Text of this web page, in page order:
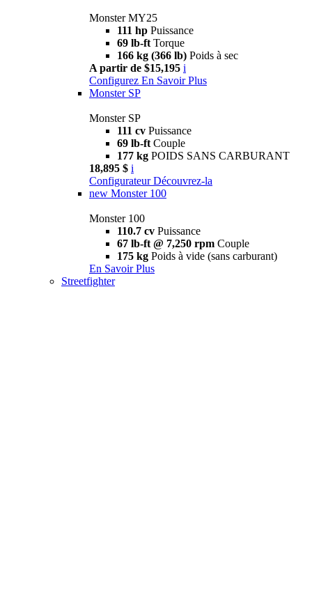
Monster MY25
111 hp Puissance
69 lb-ft Torque
166 kg (366 lb) Poids à sec
A partir de $15,195 i
Configurez En Savoir Plus
Monster SP
Monster SP
111 cv Puissance
69 lb-ft Couple
177 kg POIDS SANS CARBURANT
18,895 $ i
Configurateur Découvrez-la
new Monster 100
Monster 100
110.7 cv Puissance
67 lb-ft @ 7,250 rpm Couple
175 kg Poids à vide (sans carburant)
En Savoir Plus
Streetfighter